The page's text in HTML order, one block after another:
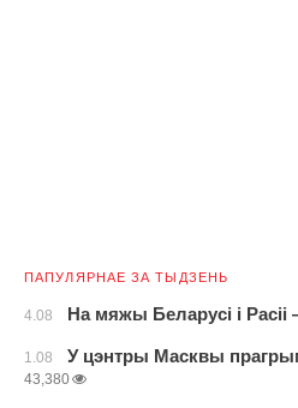
ПАПУЛЯРНАЕ ЗА ТЫДЗЕНЬ
4.08 На мяжы Беларусі і
1.08 У цэнтры Масквы
43,380